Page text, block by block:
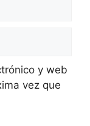
y web
vez que